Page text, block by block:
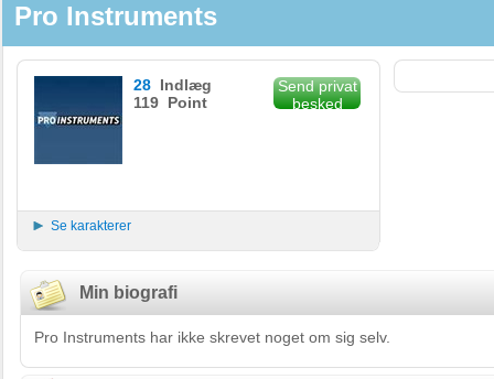
Pro Instruments
28 Indlæg
119 Point
Send privat
besked
Se karakterer
Min biografi
Pro Instruments har ikke skrevet noget om sig selv.